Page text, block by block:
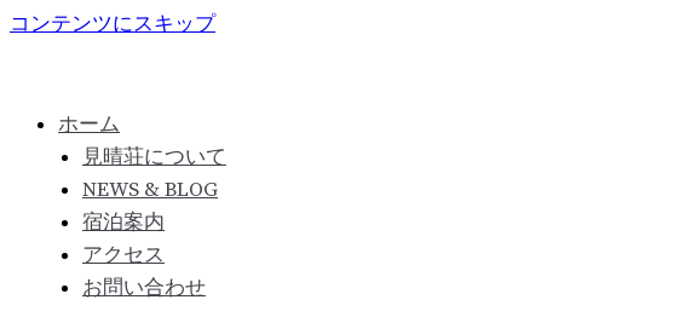
コンテンツにスキップ
ホーム
見晴荘について
NEWS & BLOG
宿泊案内
アクセス
お問い合わせ